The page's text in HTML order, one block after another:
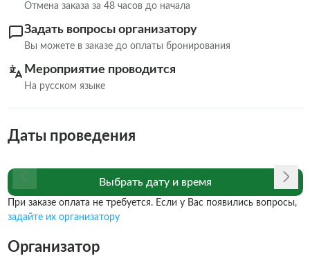
Отмена заказа за 48 часов до начала
Задать вопросы организатору
Вы можете в заказе до оплаты бронирования
Мероприятие проводится
На русском языке
Даты проведения
Выбрать дату и время
При заказе оплата не требуется. Если у Вас появились вопросы,
задайте их организатору
Организатор